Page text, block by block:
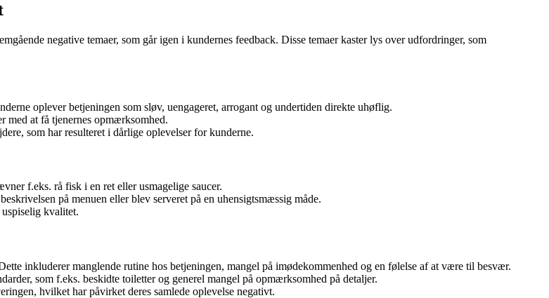
negative temaer, som går igen i kundernes feedback. Disse temaer kaster lys over udfordringer, som
oplever betjeningen som sløv, uengageret, arrogant og undertiden direkte uhøflig.
med at få tjenernes opmærksomhed.
som har resulteret i dårlige oplevelser for kunderne.
f.eks. rå fisk i en ret eller usmagelige saucer.
på menuen eller blev serveret på en uhensigtsmæssig måde.
kvalitet.
inkluderer manglende rutine hos betjeningen, mangel på imødekommenhed og en følelse af at være til besvær.
som f.eks. beskidte toiletter og generel mangel på opmærksomhed på detaljer.
hvilket har påvirket deres samlede oplevelse negativt.